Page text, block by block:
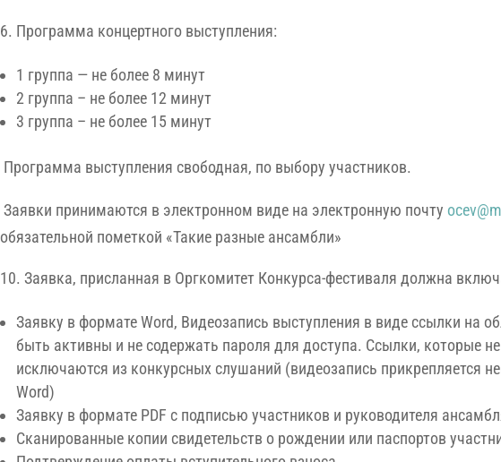
Программа концертного выступления:
1 группа — не более 8 минут
2 группа – не более 12 минут
3 группа – не более 15 минут
Программа выступления свободная, по выбору участников.
Заявки принимаются в электронном виде на электронную почту
обязательной пометкой «Такие разные ансамбли»
Заявка, присланная в Оргкомитет Конкурса-фестиваля должна
Заявку в формате Word, Видеозапись выступления в виде ссылки на
быть активны и не содержать пароля для доступа. Ссылки, которые
исключаются из конкурсных слушаний (видеозапись прикрепляется
Word)
Заявку в формате PDF с подписью участников и руководителя
Сканированные копии свидетельств о рождении или паспортов